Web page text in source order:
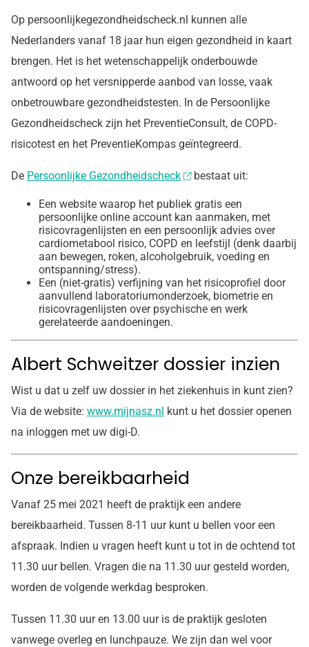
Op persoonlijkegezondheidscheck.nl kunnen alle
Nederlanders vanaf 18 jaar hun eigen gezondheid in kaart
brengen. Het is het wetenschappelijk onderbouwde
antwoord op het versnipperde aanbod van losse, vaak
onbetrouwbare gezondheidstesten. In de Persoonlijke
Gezondheidscheck zijn het PreventieConsult, de COPD-
risicotest en het PreventieKompas geïntegreerd.
De Persoonlijke Gezondheidscheck bestaat uit:
Een website waarop het publiek gratis een
persoonlijke online account kan aanmaken, met
risicovragenlijsten en een persoonlijk advies over
cardiometabool risico, COPD en leefstijl (denk daarbij
aan bewegen, roken, alcoholgebruik, voeding en
ontspanning/stress).
Een (niet-gratis) verfijning van het risicoprofiel door
aanvullend laboratoriumonderzoek, biometrie en
risicovragenlijsten over psychische en werk
gerelateerde aandoeningen.
Albert Schweitzer dossier inzien
Wist u dat u zelf uw dossier in het ziekenhuis in kunt zien?
Via de website: www.mijnasz.nl kunt u het dossier openen
na inloggen met uw digi-D.
Onze bereikbaarheid
Vanaf 25 mei 2021 heeft de praktijk een andere
bereikbaarheid. Tussen 8-11 uur kunt u bellen voor een
afspraak. Indien u vragen heeft kunt u tot in de ochtend tot
11.30 uur bellen. Vragen die na 11.30 uur gesteld worden,
worden de volgende werkdag besproken.
Tussen 11.30 uur en 13.00 uur is de praktijk gesloten
vanwege overleg en lunchpauze. We zijn dan wel voor